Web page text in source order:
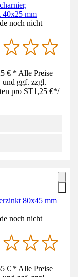
40x25 mm
noch nicht
€ * Alle Preise
ggf. zzgl.
pro ST1,25 €*/
80x45 mm
noch nicht
€ * Alle Preise